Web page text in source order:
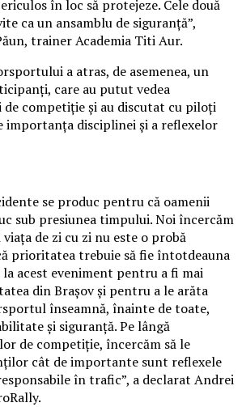
în loc să protejeze. Cele două
ca un ansamblu de siguranță”,
trainer Academia Titi Aur.
a atras, de asemenea, un
care au putut vedea
de competiție și au discutat cu piloți
importanța disciplinei și a reflexelor
se produc pentru că oamenii
sub presiunea timpului. Noi încercăm
de zi cu zi nu este o probă
prioritatea trebuie să fie întotdeauna
acest eveniment pentru a fi mai
din Brașov și pentru a le arăta
înseamnă, înainte de toate,
și siguranță. Pe lângă
de competiție, încercăm să le
cât de importante sunt reflexele
în trafic”, a declarat Andrei